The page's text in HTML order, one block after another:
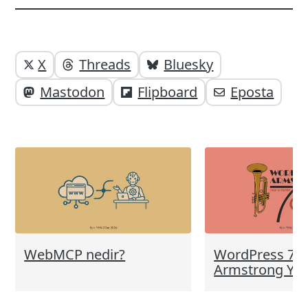
Yazı
altı
elemanları
Yazıyı
paylaşabilirsiniz;
X Threads
Bluesky
Mastodon
Flipboard Eposta
WebMCP nedir?
WordPress 7.0
Armstrong